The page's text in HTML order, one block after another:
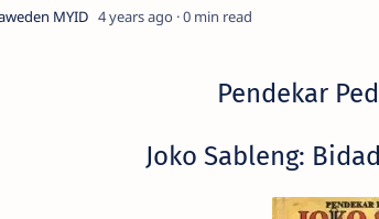
4 years ago 0
Pendekar
Joko Sableng: